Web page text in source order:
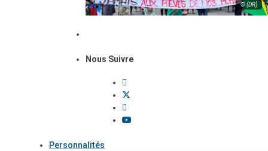
© (DR)
Nous Suivre
Personnalités